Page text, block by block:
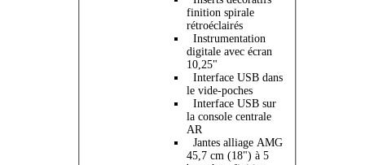
finition spirale
rétroéclairés
Instrumentation
digitale avec écran
10,25"
Interface USB dans
le vide-poches
Interface USB sur
la console centrale
AR
Jantes alliage AMG
45,7 cm (18") à 5